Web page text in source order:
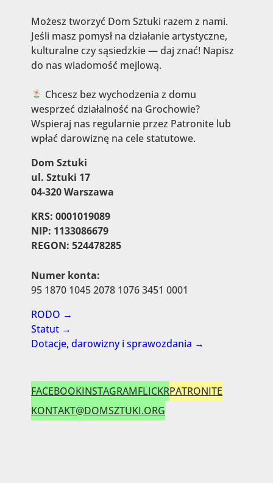
Możesz tworzyć Dom Sztuki razem z nami.
Jeśli masz pomysł na działanie artystyczne,
kulturalne czy sąsiedzkie — daj znać! Napisz
do nas wiadomość mejlową.
Chcesz bez wychodzenia z domu
wesprzeć działalność na Grochowie?
Wspieraj nas regularnie przez Patronite lub
wpłać darowiznę na cele statutowe.
Dom Sztuki
ul. Sztuki 17
04-320 Warszawa
KRS: 0001019089
NIP: 1133086679
REGON: 524478285
Numer konta:
95 1870 1045 2078 1076 3451 0001
RODO →
Statut →
Dotacje, darowizny i sprawozdania →
FACEBOOKINSTAGRAMFLICKRPATRONITE
KONTAKT@DOMSZTUKI.ORG